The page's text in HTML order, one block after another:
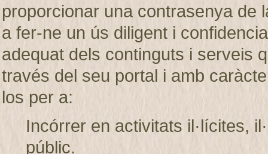
proporcionar una contrasenya de
a fer-ne un ús diligent i
adequat dels continguts i serveis
través del seu portal i amb
los per a:
Incórrer en activitats il·lícites,
públic.